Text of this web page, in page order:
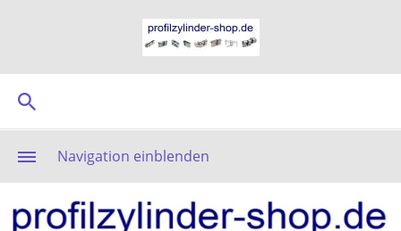
Navigation einblenden